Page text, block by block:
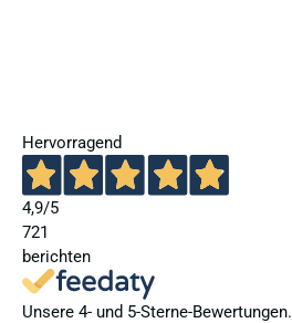
Hervorragend
4,9/5
721
berichten
Unsere 4- und 5-Sterne-Bewertungen.